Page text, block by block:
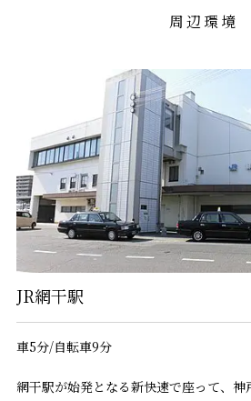
周辺環境
JR網干駅
車5分/自転車9分
網干駅が始発となる新快速で座って、神